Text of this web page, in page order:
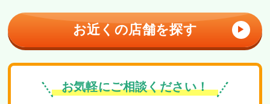
お近くの店舗を探す ▶
お気軽にご相談ください！